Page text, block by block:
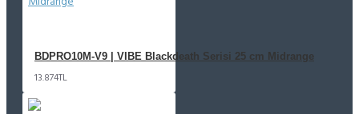
BDPRO10M-V9 | VIBE Blackdeath Serisi 25 cm Midrange
13.874TL